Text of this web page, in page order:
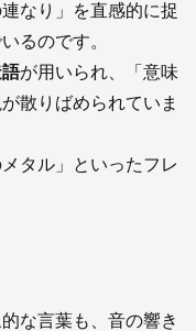
なり」を直感的に捉
るのです。
が用いられ、「意味
散りばめられていま
タル」といったフレ
な言葉も、音の響き